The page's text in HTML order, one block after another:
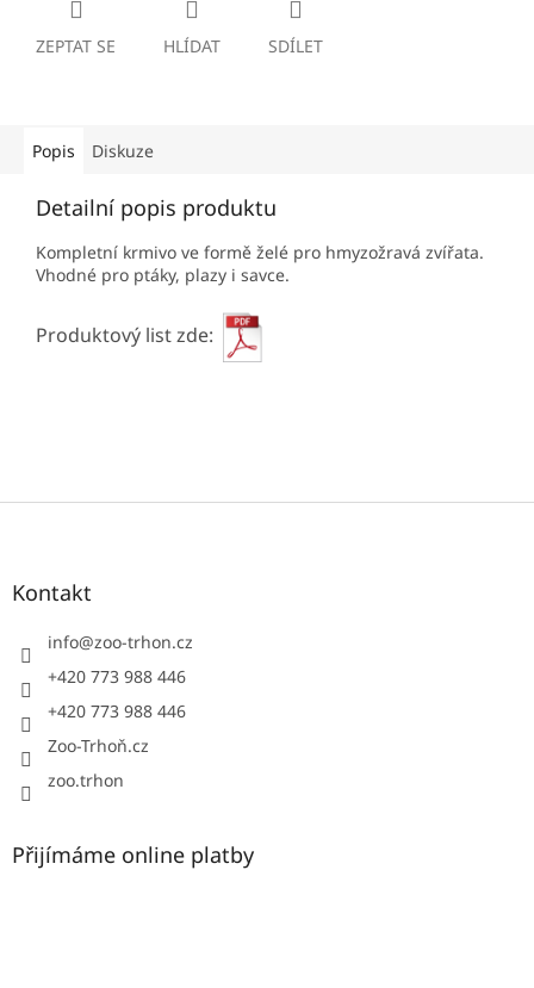
ZEPTAT SE HLÍDAT SDÍLET
Popis Diskuze
Detailní popis produktu
Kompletní krmivo ve formě želé pro hmyzožravá zvířata.
Vhodné pro ptáky, plazy i savce.
Produktový list zde:
Z
Kontakt
info@zoo-trhon.cz
+420 773 988 446
+420 773 988 446
Zoo-Trhoň.cz
zoo.trhon
Přijímáme online platby